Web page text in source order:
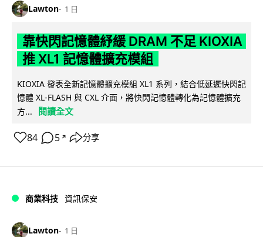
Lawton 1 日
靠快閃記憶體紓緩 DRAM 不足 KIOXIA
推 XL1 記憶體擴充模組
KIOXIA 發表全新記憶體擴充模組 XL1 系列，結合低延遲快閃記
憶體 XL-FLASH 與 CXL 介面，將快閃記憶體轉化為記憶體擴充
方...
閱讀全文
84 5 ↗ 分享
商業科技 資訊保安
Lawton 1 日